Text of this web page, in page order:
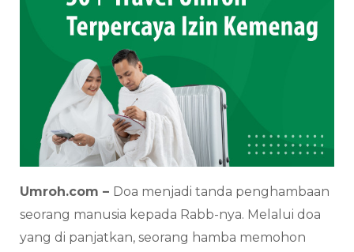
Umroh.com – Doa menjadi tanda penghambaan
seorang manusia kepada Rabb-nya. Melalui doa
yang di panjatkan, seorang hamba memohon